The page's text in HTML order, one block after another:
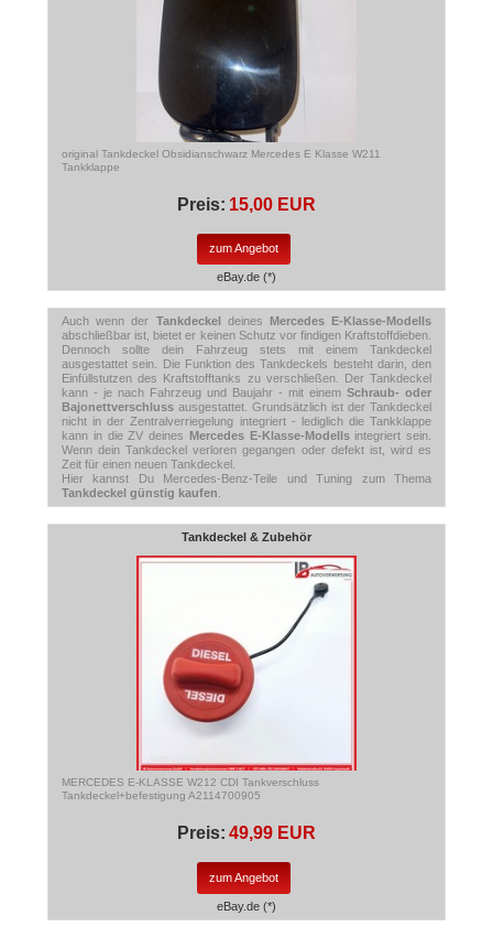
original Tankdeckel Obsidianschwarz Mercedes E Klasse W211
Tankklappe
Preis: 15,00 EUR
zum Angebot
eBay.de (*)
Auch wenn der Tankdeckel deines Mercedes E-Klasse-Modells
abschließbar ist, bietet er keinen Schutz vor findigen Kraftstoffdieben.
Dennoch sollte dein Fahrzeug stets mit einem Tankdeckel
ausgestattet sein. Die Funktion des Tankdeckels besteht darin, den
Einfüllstutzen des Kraftstofftanks zu verschließen. Der Tankdeckel
kann - je nach Fahrzeug und Baujahr - mit einem Schraub- oder
Bajonettverschluss ausgestattet. Grundsätzlich ist der Tankdeckel
nicht in der Zentralverriegelung integriert - lediglich die Tankklappe
kann in die ZV deines Mercedes E-Klasse-Modellsintegriert sein.
Wenn dein Tankdeckel verloren gegangen oder defekt ist, wird es
Zeit für einen neuen Tankdeckel.
Hier kannst Du Mercedes-Benz-Teile und Tuning zum Thema
Tankdeckel günstig kaufen
Tankdeckel & Zubehör
MERCEDES E-KLASSE W212 CDI Tankverschluss
Tankdeckel+befestigung A2114700905
Preis: 49,99 EUR
zum Angebot
eBay.de (*)